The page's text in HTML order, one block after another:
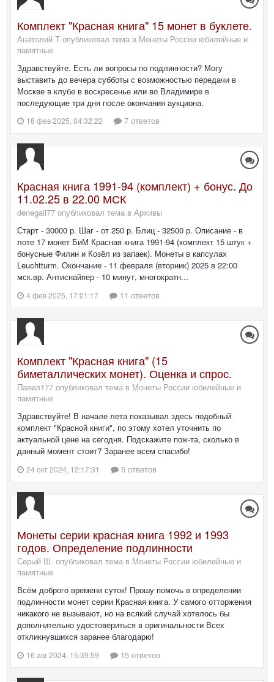
Комплект "Красная книга" 15 монет в буклете.
Анатолий Т опубликовал тема в Монеты России юбилейные и
памятные
Здравствуйте. Есть ли вопросы по подлинности? Могу
выставить до вечера субботы с возможностью передачи в
Москве в клубе в воскресенье или во Владимире в
последующие три дня после окончания аукциона.
18 фев 2025, 04:32:22 7 ответов
Красная книга 1991-94 (комплект) + бонус. До
11.02.25 в 22.00 МСК
denegail77 опубликовал тема в Архивы
Старт - 30000 р. Шаг - от 250 р. Блиц - 32500 р. Описание - в
лоте 17 монет БиМ Красная книга 1991-94 (комплект 15 штук +
бонусные Филин и Козёл из запаек). Монеты в капсулах
Leuchtturm. Окончание - 11 февраля (вторник) 2025 в 22:00
мск.вр. Антиснайпер - 10 минут, многократн...
4 фев 2025, 17:01:17 11 ответов
Комплект "Красная книга" (15
биметаллических монет). Оценка и спрос.
Павел177 опубликовал тема в Монеты России юбилейные и
памятные
Здравствуйте! В начале лета показывал здесь подобный
комплект "Красной книги", по этому хотел уточнить по
актуальной цене на сегодня. Подскажите пож-та, сколько в
данный момент стоит? Заранее всем спасибо!
24 окт 2024, 12:17:31 5 ответов
Монеты серии красная книга 1992 и 1993
годов. Определение подлинности
Серый Ш. опубликовал тема в Монеты России юбилейные и
памятные
Всём доброго времени суток! Прошу помочь в определении
подлинности монет серии Красная книга. У самого отторжения
никакого не вызывают, но на всякий случай хотелось бы
дополнительно удостовериться в оригинальности Всех
откликнувшихся заранее благодарю!
16 авг 2024, 15:39:59 15 ответов